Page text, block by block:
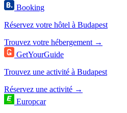
Booking
Réservez votre hôtel à Budapest
Trouvez votre hébergement →
GetYourGuide
Trouvez une activité à Budapest
Réservez une activité →
Europcar